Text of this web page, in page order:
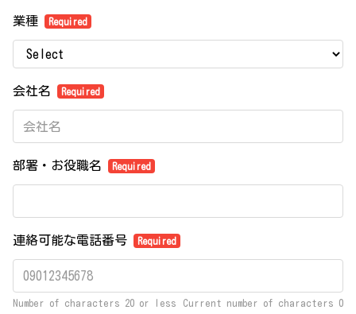
業種 Required
会社名 Required
部署・お役職名 Required
連絡可能な電話番号 Required
Number of characters 20 or less Current number of characters 0